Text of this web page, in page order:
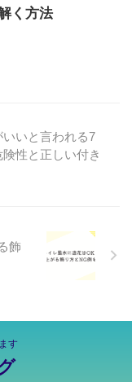
く方法
いいと言われる7
性と正しい付き
飾
す